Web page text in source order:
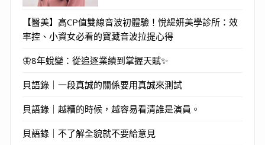
【醫美】高CP值雙線音波初體驗！悅緹妍美學診所：效
率控、小資女必看的寶藏音波拉提心得
🦋8年蛻變：從追逐業績到掌握天賦✨
貝語錄｜一段真誠的關係要用真誠來測試
貝語錄｜越糟的時候，越容易看清誰是演員。
貝語錄｜不了解全貌就不要給意見